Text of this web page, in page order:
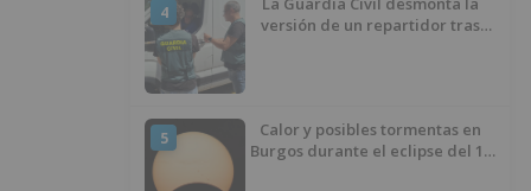
4
versión de un repartidor tras
5
Calor y posibles tormentas en
Burgos durante el eclipse del 12